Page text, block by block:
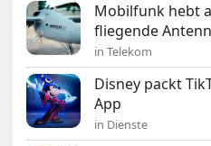
Mobilfunk hebt
fliegende
in Telekom
Disney packt
App
in Dienste